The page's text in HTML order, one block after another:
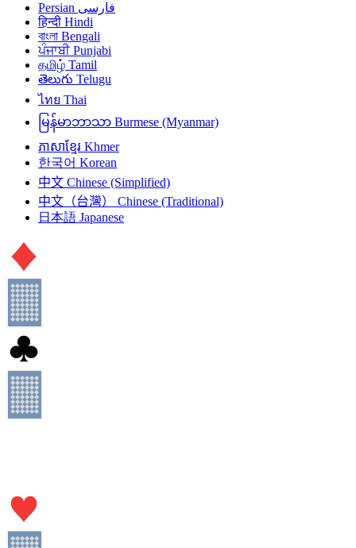
فارسی Persian
हिन्दी Hindi
বাংলা Bengali
ਪੰਜਾਬੀ Punjabi
தமிழ் Tamil
తెలుగు Telugu
ไทย Thai
မြန်မာဘာသာ Burmese (Myanmar)
ភាសាខ្មែរ Khmer
한국어 Korean
中文 Chinese (Simplified)
中文（台灣）
Chinese (Traditional)
日本語 Japanese